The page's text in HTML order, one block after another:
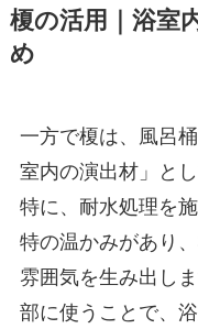
榎の活用｜浴室
め
一方で榎は、風呂
室内の演出材」と
特に、耐水処理を
特の温かみがあり
雰囲気を生み出し
部に使うことで、